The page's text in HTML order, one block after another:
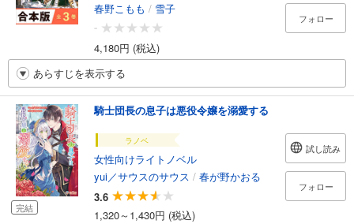
春野こもも / 雪子
-
4,180円 (税込)
フォロー
あらすじを表示する
完結
騎士団長の息子は悪役令嬢を溺愛する
ラノベ
女性向けライトノベル
yui／サウスのサウス / 春が野かおる
3.6
1,320～1,430円 (税込)
試し読み
フォロー